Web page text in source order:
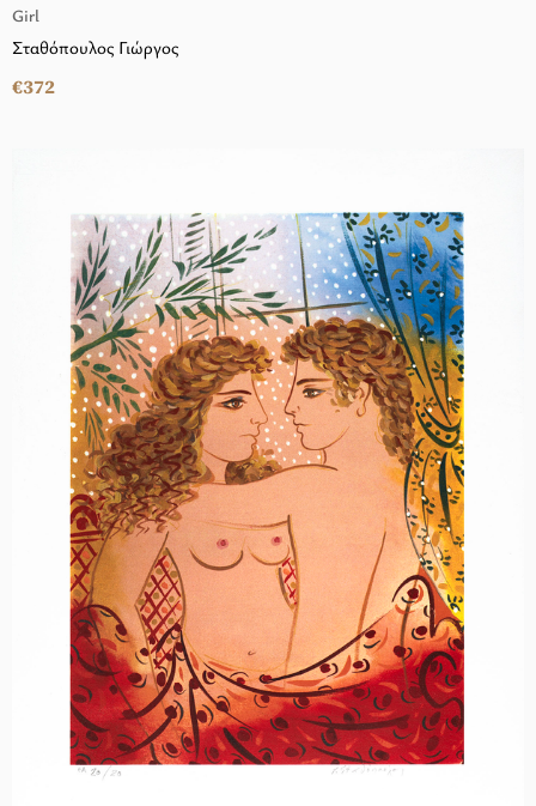
Girl
Σταθόπουλος Γιώργος
€372